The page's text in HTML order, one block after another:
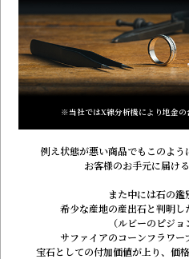
※当社ではX線分析機により地金
例え状態が悪い商品でもこのよう
お客様のお手元に届け
また中には石の鑑
希少な産地の産出石と判明し
（ルビーのピジョ
サファイアのコーンフラワー
宝石としての付加価値が上り、 価